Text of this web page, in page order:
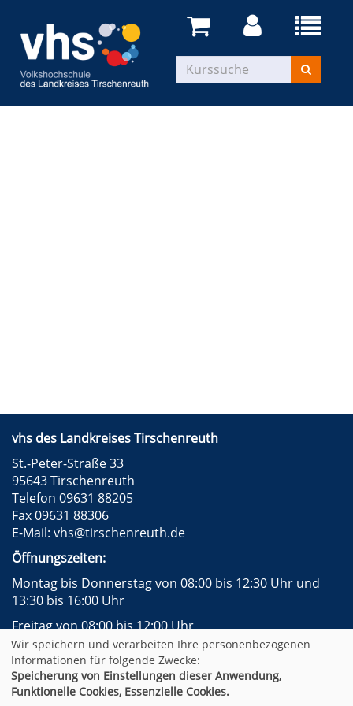
vhs des Landkreises Tirschenreuth
St.-Peter-Straße 33
95643 Tirschenreuth
Telefon 09631 88205
Fax 09631 88306
E-Mail: vhs@tirschenreuth.de
Öffnungszeiten:
Montag bis Donnerstag von 08:00 bis 12:30 Uhr und
13:30 bis 16:00 Uhr
Freitag von 08:00 bis 12:00 Uhr
Facebook
Instagram
Impressum
AGB
Datenschutzerklärung
Widerrufsformular
Newsletter
Sitemap
Wir speichern und verarbeiten Ihre personenbezogenen
Informationen für folgende Zwecke:
Speicherung von Einstellungen dieser Anwendung,
Funktionelle Cookies, Essenzielle Cookies.